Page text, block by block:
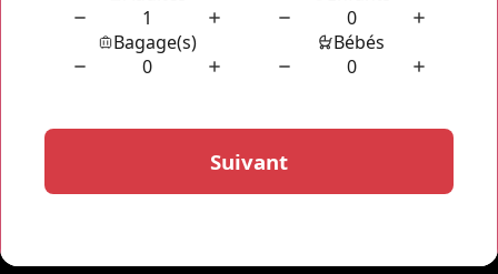
Charles-de-Gaulle
Train CDG to Paris |
Train Charles
de Gaulle à Paris
RER de Orly à Charles de
|Paris CDG Paris Orly